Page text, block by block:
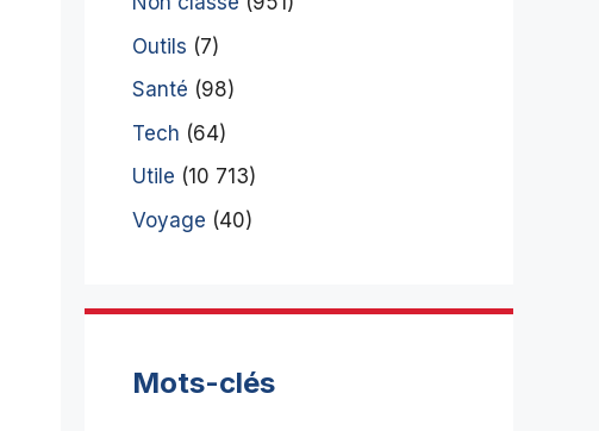
Outils (7)
Santé (98)
Tech (64)
Utile (10 713)
Voyage (40)
Mots-clés